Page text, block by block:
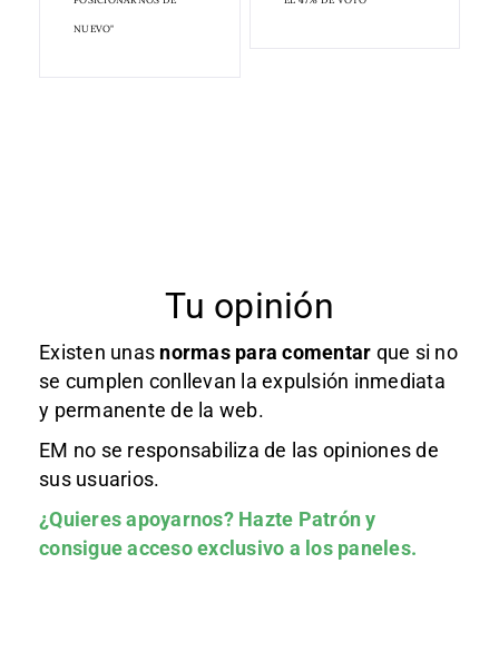
NUEVO"
Tu opinión
Existen unas normas para comentar que si no
se cumplen conllevan la expulsión inmediata
y permanente de la web.
EM no se responsabiliza de las opiniones de
sus usuarios.
¿Quieres apoyarnos? Hazte Patróny
consigue acceso exclusivo a los paneles.